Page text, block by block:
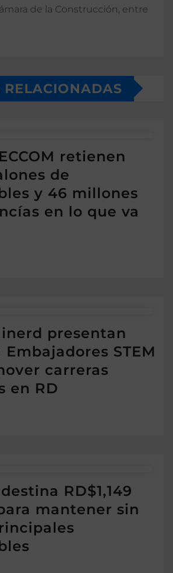
de la Construcción, entre
RELACIONADAS
retienen
de
y 46 millones
en lo que va
presentan
STEM
carreras
en RD
RD$1,149
mantener sin